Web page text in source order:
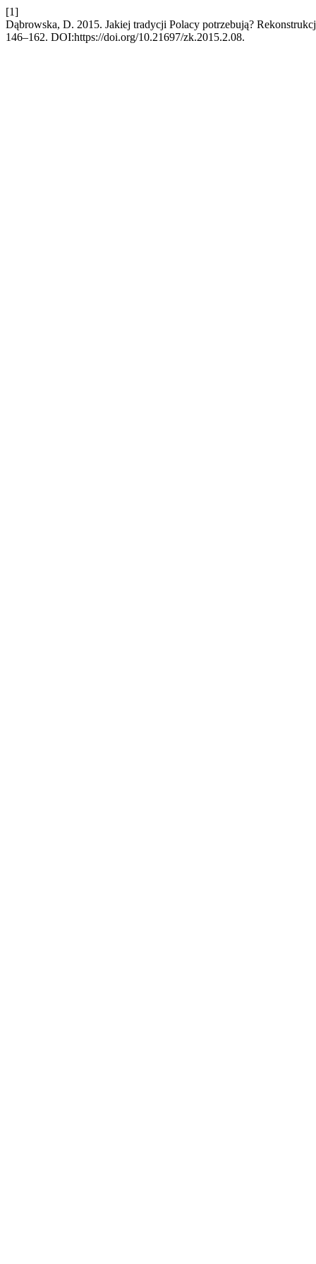
[1]
Dąbrowska, D. 2015. Jakiej tradycji Polacy potrzebują?
146–162. DOI:https://doi.org/10.21697/zk.2015.2.08.